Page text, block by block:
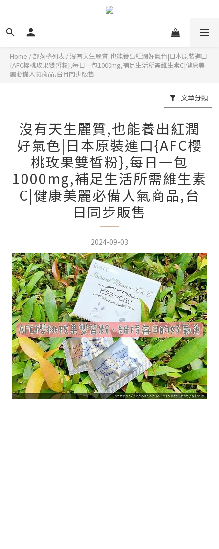
Home / 部落格列表 /沒有天生麗質,也能養出紅潤好氣色|日本原裝進口
{AFC櫻桃玫果雙皙粉},每日一包1000mg,補足生活所需維生素C|健康美
麗必備人氣商品,台日同步販售
文章分類
沒有天生麗質,也能養出紅潤
好氣色|日本原裝進口{AFC櫻
桃玫果雙皙粉},每日一包
1000mg,補足生活所需維生素
C|健康美麗必備人氣商品,台
日同步販售
2024-09-03